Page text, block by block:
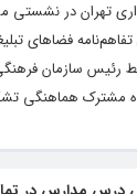
تهران در نشستی
فضاهای
سازمان
مشترک هماهنگی